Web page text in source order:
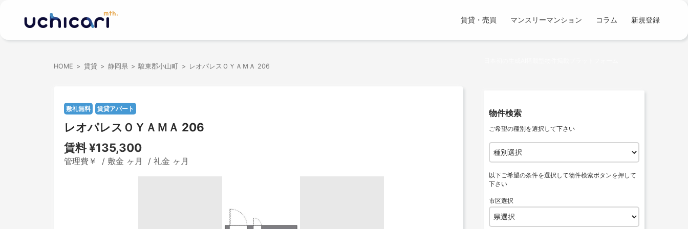
賃貸・売買 マンスリーマンション コラム 新規登録
HOME 賃貸 静岡県 駿東郡小山町 レオパレスＯＹＡＭＡ 206
敷礼無料 賃貸アパート
レオパレスＯＹＡＭＡ 206
賃料¥135,300
管理費￥ / 敷金 ヶ月 / 礼金 ヶ月
物件検索
ご希望の種別を選択して下さい
以下ご希望の条件を選択して物件検索ボタンを押して
下さい
市区選択